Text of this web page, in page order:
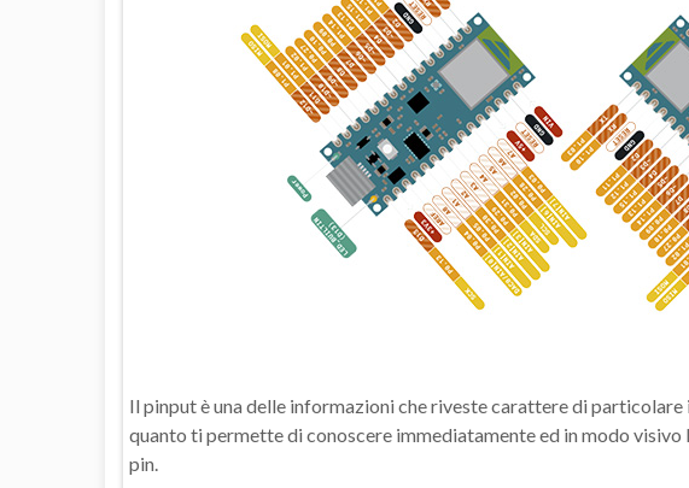
Il pinput è una delle informazioni che riveste carattere di
quanto ti permette di conoscere immediatamente ed in modo visivo
pin.